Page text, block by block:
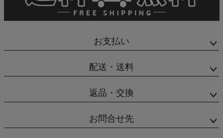
お支払い
配送・送料
返品・交換
お問合せ先